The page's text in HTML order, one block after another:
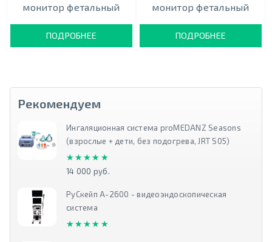
монитор фетальный
ПОДРОБНЕЕ
монитор фетальный
ПОДРОБНЕЕ
Рекомендуем
Ингаляционная система proMEDANZ Seasons
(взрослые + дети, без подогрева, JRT S05)
★★★★★
★★★★★
14 000 руб.
РуСкейп А-2600 - видеоэндоскопическая
система
★★★★★
★★★★★